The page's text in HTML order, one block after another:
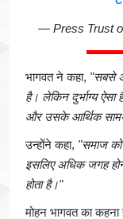
— Press Trust
भागवत ने कहा, "सबसे
है। लेकिन दुर्भाग्य ऐसा
और उसके आर्थिक
उन्होंने कहा, "समाज
इसलिए अधिक जगह
होता है।"
मोहन भागवत का कहना